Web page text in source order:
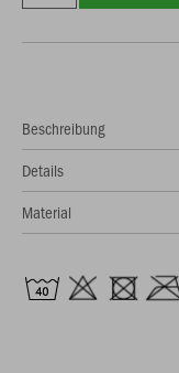
Beschreibung
Details
Material